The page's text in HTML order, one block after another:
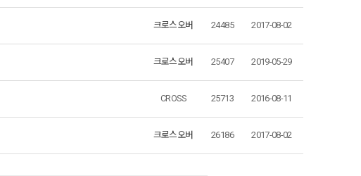
크로스오버 24485 2017-08-02
크로스오버 25407 2019-05-29
CROSS 25713 2016-08-11
크로스오버 26186 2017-08-02